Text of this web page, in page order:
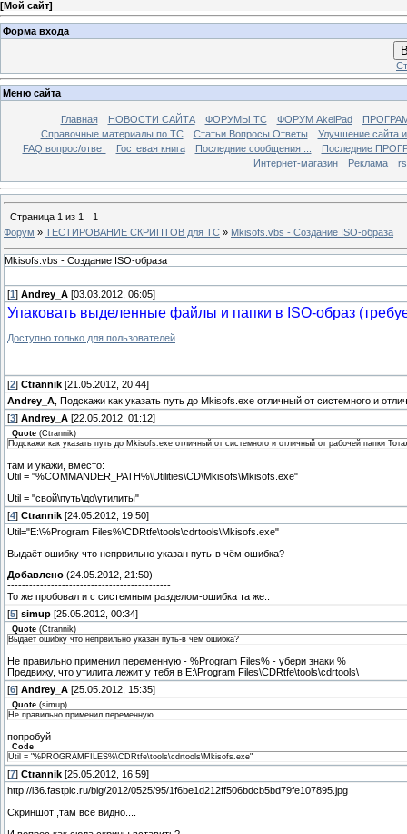
[Мой сайт]
Форма входа
Меню сайта
Главная НОВОСТИ САЙТА ФОРУМЫ TC ФОРУМ AkelPad
Справочные материалы по TС
Статьи Вопросы Ответы
Улучшение сайта
FAQ вопрос/ответ
Гостевая книга Последние сообщения ...
Последние
Интернет-магазин
Реклама
Страница 1 из 1
1
Форум » ТЕСТИРОВАНИЕ СКРИПТОВ для TC » Mkisofs.vbs - Создание ISO-образа
Mkisofs.vbs - Создание ISO-образа
[1 ] Andrey_A [03.03.2012, 06:05]
Упаковать выделенные файлы и папки в ISO-образ
Доступно только для пользователей
[2] Ctrannik [21.05.2012, 20:44]
Andrey_A , Подскажи как указать путь до Mkisofs.exe отличный от системного и
[3] Andrey_A [22.05.2012, 01:12]
Quote (Ctrannik)
Подскажи как указать путь до Mkisofs.exe отличный от системного и отличный от рабочей папки
там и укажи, вместо:
Util = "%COMMANDER_PATH%\Utilities\CD\Mkisofs\Mkisofs.exe"
Util = "свой\путь\до\утилиты"
[4] Ctrannik [24.05.2012, 19:50]
Util="E:\%Program Files%\CDRtfe\tools\cdrtools\Mkisofs.exe"
Выдаёт ошибку что непрвильно указан путь-в чём ошибка?
Добавлено (24.05.2012, 21:50)
---------------------------------------------
То же пробовал и с системным разделом-ошибка та же..
[5] simup [25.05.2012, 00:34]
Quote (Ctrannik)
Выдаёт ошибку что непрвильно указан путь-в чём ошибка?
Не правильно применил переменную - %Program Files% - убери знаки %
Предвижу, что утилита лежит у тебя в E:\Program Files\CDRtfe\tools\cdrtools\
[6] Andrey_A [25.05.2012, 15:35]
Quote (simup)
Не правильно применил переменную
попробуй
Code
Util = "%PROGRAMFILES%\CDRtfe\tools\cdrtools\Mkisofs.exe"
[7] Ctrannik [25.05.2012, 16:59]
http://i36.fastpic.ru/big/2012/0525/95/1f6be1d212ff506bdcb5bd79fe107895.jpg
Скриншот ,там всё видно....